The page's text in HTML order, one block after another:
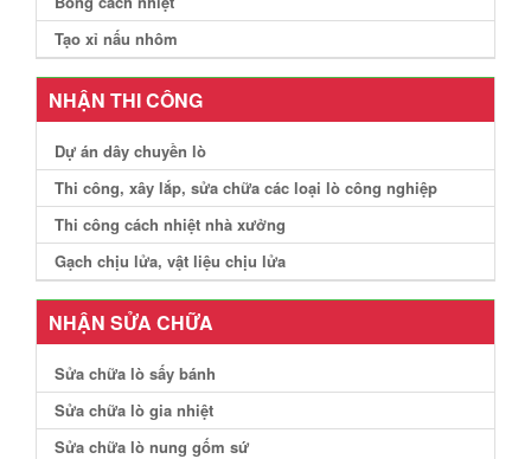
Tạo xỉ nấu nhôm
NHẬN THI CÔNG
Dự án dây chuyền lò
Thi công, xây lắp, sửa chữa các loại lò công nghiệp
Thi công cách nhiệt nhà xưởng
Gạch chịu lửa, vật liệu chịu lửa
NHẬN SỬA CHỮA
Sửa chữa lò sấy bánh
Sửa chữa lò gia nhiệt
Sửa chữa lò nung gốm sứ